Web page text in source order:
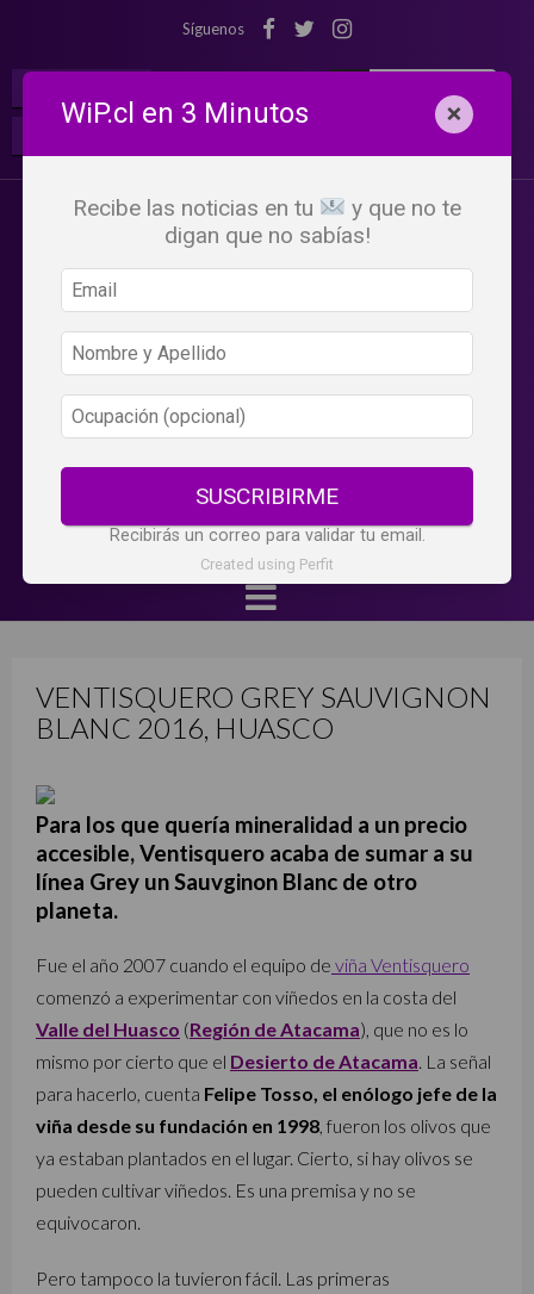
Síguenos
VENTISQUERO GREY SAUVIGNON
BLANC 2016, HUASCO
Para los que quería mineralidad a un precio
accesible, Ventisquero acaba de sumar a su
línea Grey un Sauvginon Blanc de otro
planeta.
Fue el año 2007 cuando el equipo de viña Ventisquero
comenzó a experimentar con viñedos en la costa del
Valle del Huasco (Región de Atacama), que no es lo
mismo por cierto que el Desierto de Atacama . La señal
para hacerlo, cuenta Felipe Tosso, el enólogo jefe de la
viña desde su fundación en 1998 , fueron los olivos que
ya estaban plantados en el lugar. Cierto, si hay olivos se
pueden cultivar viñedos. Es una premisa y no se
equivocaron.
Pero tampoco la tuvieron fácil. Las primeras
WiP.cl en 3 Minutos ×
Recibe las noticias en tu
y que no te
digan que no sabías!
SUSCRIBIRME
Recibirás un correo para validar tu email.
Created using Perfit